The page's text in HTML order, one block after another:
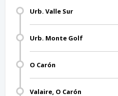
Urb. Valle Sur
Urb. Monte Golf
O Carón
Valaire, O Carón